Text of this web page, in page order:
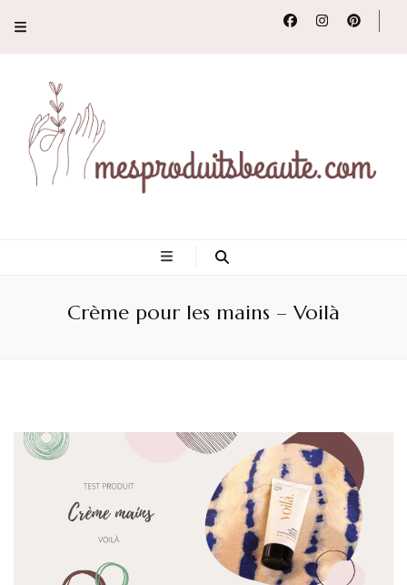
et revues de
produits beauté
Crème pour les mains – Voilà